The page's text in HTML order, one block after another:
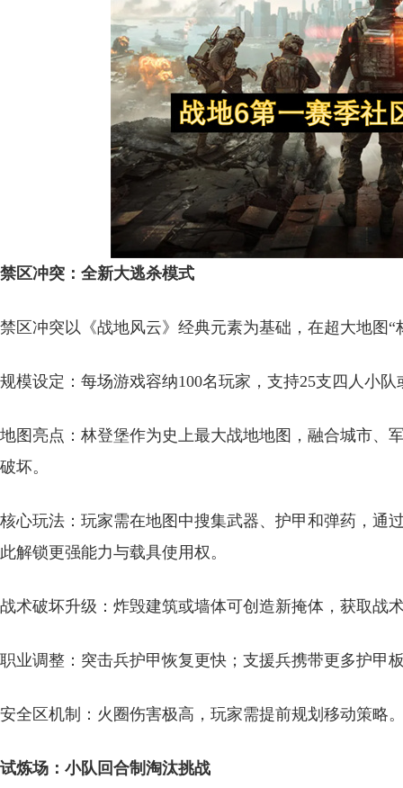
禁区冲突：全新大逃杀模式
禁区冲突以《战地风云》经典元素为基础，在超大地图
规模设定：每场游戏容纳100名玩家，支持25支四人小
地图亮点：林登堡作为史上最大战地地图，融合城市、
破坏。
核心玩法：玩家需在地图中搜集武器、护甲和弹药，通
此解锁更强能力与载具使用权。
战术破坏升级：炸毁建筑或墙体可创造新掩体，获取战
职业调整：突击兵护甲恢复更快；支援兵携带更多护甲
安全区机制：火圈伤害极高，玩家需提前规划移动策略
试炼场：小队回合制淘汰挑战